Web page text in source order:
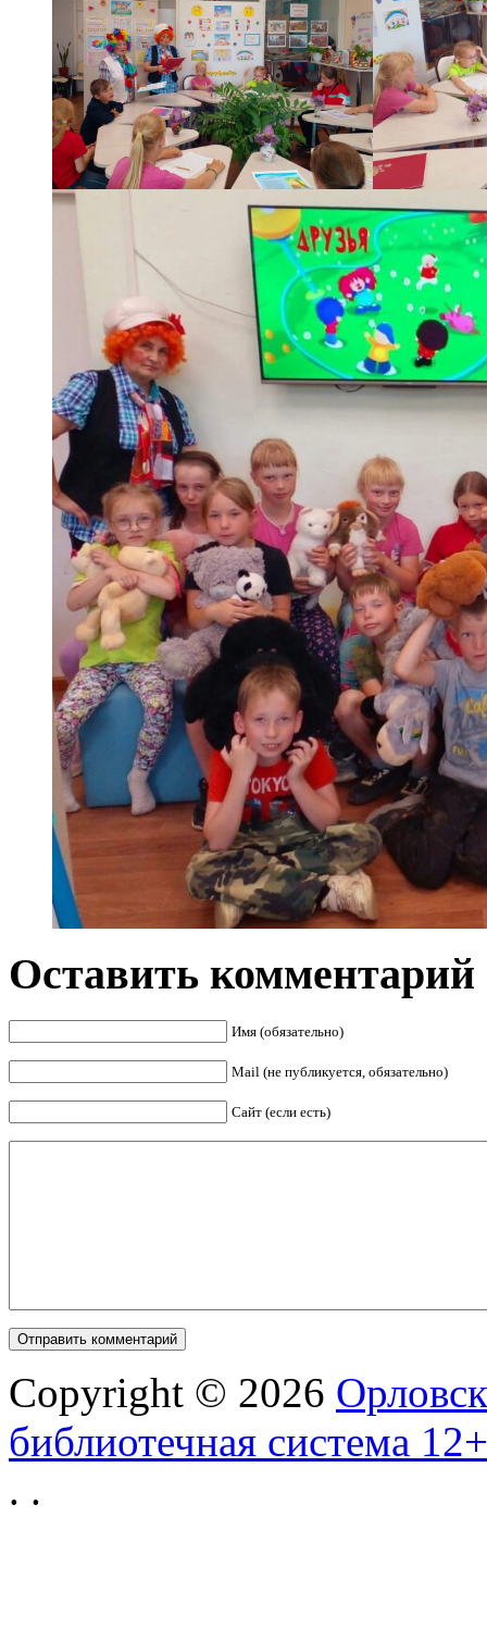
Оставить комментарий
Имя (обязательно)
Mail (не публикуется, обязательно)
Сайт (если есть)
Copyright © 2026
библиотечная система 12+
. .